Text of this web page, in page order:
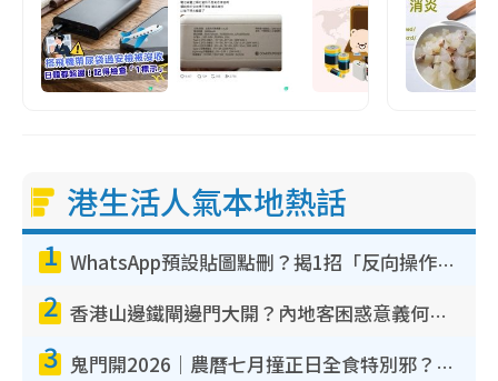
港生活人氣本地熱話
1 WhatsApp預設貼圖點刪？揭1招「反向操作」還原簡潔介面 附3步實測教學
2 香港山邊鐵閘邊門大開？內地客困惑意義何在！網民神回覆：呢種叫法理性防禦
3 鬼門開2026｜農曆七月撞正日全食特別邪？專家警告切忌做一事！揭4大禁忌+2招保平安